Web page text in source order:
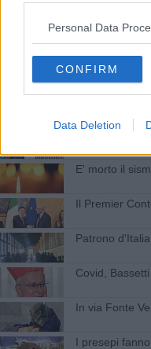
Personal Data
CONFIRM
Data Deletion
Papa
Concerto per
La Fuci
E' morto il
Il Premier
Patrono
Covid,
In via Fonte
I presepi